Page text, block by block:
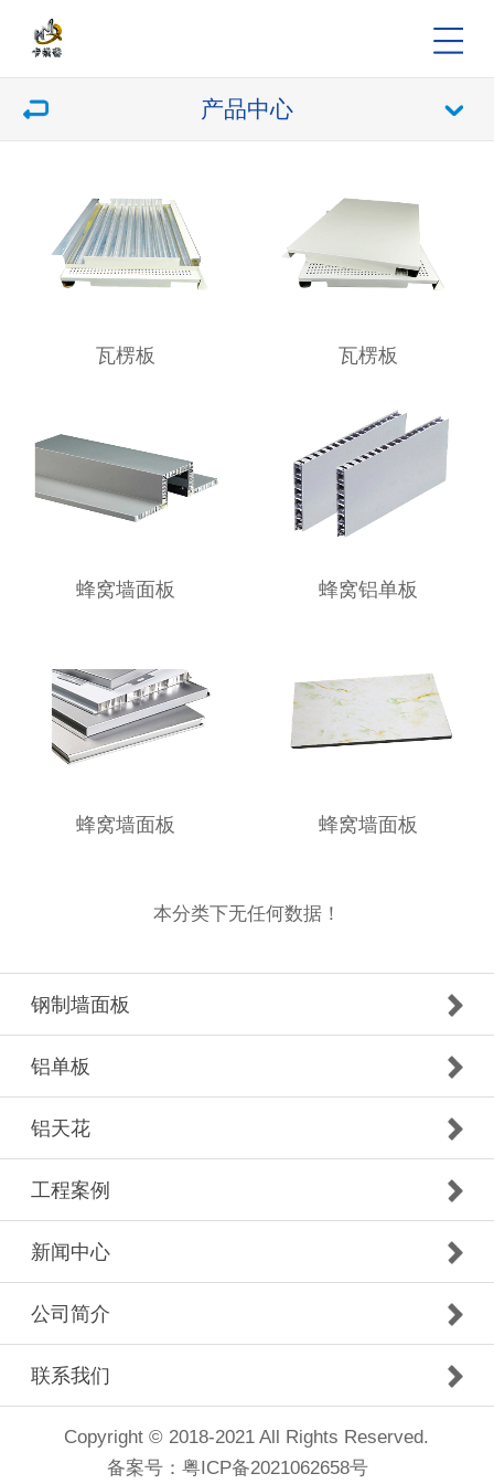
产品中心
瓦楞板 瓦楞板
蜂窝墙面板 蜂窝铝单板
蜂窝墙面板 蜂窝墙面板
本分类下无任何数据！
钢制墙面板
铝单板
铝天花
工程案例
新闻中心
公司简介
联系我们
Copyright © 2018-2021 All Rights Reserved.
备案号： 粤ICP备2021062658号